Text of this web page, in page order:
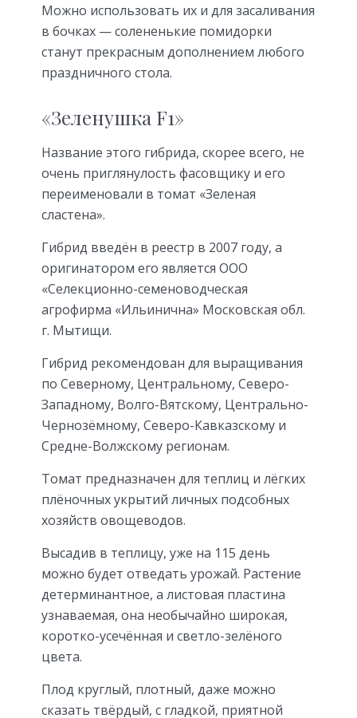
Можно использовать их и для засаливания
в бочках — солененькие помидорки
станут прекрасным дополнением любого
праздничного стола.
«Зеленушка F1»
Название этого гибрида, скорее всего, не
очень приглянулость фасовщику и его
переименовали в томат «Зеленая
сластена».
Гибрид введён в реестр в 2007 году, а
оригинатором его является ООО
«Селекционно-семеноводческая
агрофирма «Ильинична» Московская обл.
г. Мытищи.
Гибрид рекомендован для выращивания
по Северному, Центральному, Северо-
Западному, Волго-Вятскому, Центрально-
Чернозёмному, Северо-Кавказскому и
Средне-Волжскому регионам.
Томат предназначен для теплиц и лёгких
плёночных укрытий личных подсобных
хозяйств овощеводов.
Высадив в теплицу, уже на 115 день
можно будет отведать урожай. Растение
детерминантное, а листовая пластина
узнаваемая, она необычайно широкая,
коротко-усечённая и светло-зелёного
цвета.
Плод круглый, плотный, даже можно
сказать твёрдый, с гладкой, приятной